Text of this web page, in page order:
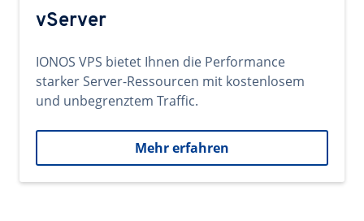
vServer
IONOS VPS bietet Ihnen die Performance
starker Server-Ressourcen mit kostenlosem
und unbegrenztem Traffic.
Mehr erfahren